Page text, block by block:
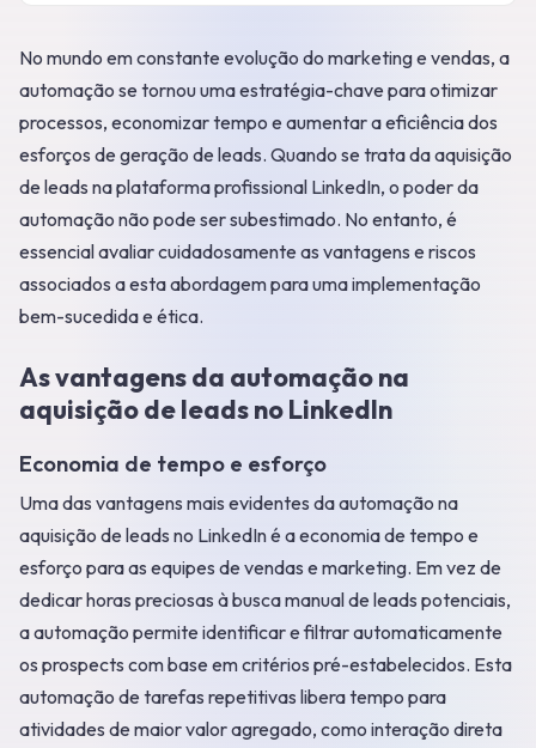
No mundo em constante evolução do marketing e vendas, a
automação se tornou uma estratégia-chave para otimizar
processos, economizar tempo e aumentar a eficiência dos
esforços de geração de leads. Quando se trata da aquisição
de leads na plataforma profissional LinkedIn, o poder da
automação não pode ser subestimado. No entanto, é
essencial avaliar cuidadosamente as vantagens e riscos
associados a esta abordagem para uma implementação
bem-sucedida e ética.
As vantagens da automação na
aquisição de leads no LinkedIn
Economia de tempo e esforço
Uma das vantagens mais evidentes da automação na
aquisição de leads no LinkedIn é a economia de tempo e
esforço para as equipes de vendas e marketing. Em vez de
dedicar horas preciosas à busca manual de leads potenciais,
a automação permite identificar e filtrar automaticamente
os prospects com base em critérios pré-estabelecidos. Esta
automação de tarefas repetitivas libera tempo para
atividades de maior valor agregado, como interação direta